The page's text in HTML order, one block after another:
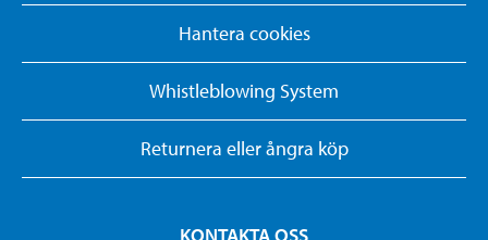
Hantera cookies
Whistleblowing System
Returnera eller ångra köp
KONTAKTA OSS